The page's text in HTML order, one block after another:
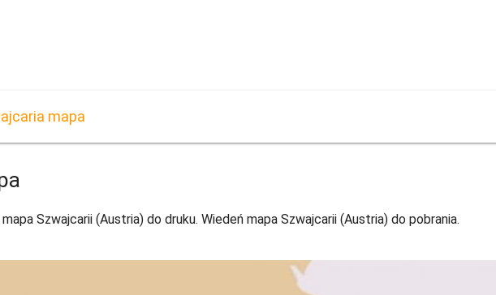
mapa
Szwajcarii (Austria) do druku. Wiedeń mapa Szwajcarii (Austria) do pobrania.